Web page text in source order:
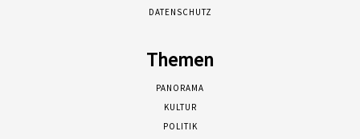
DATENSCHUTZ
Themen
PANORAMA
KULTUR
POLITIK